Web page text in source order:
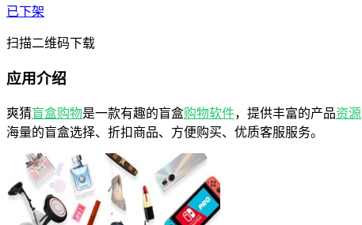
已下架
扫描二维码下载
应用介绍
爽猜盲盒购物是一款有趣的盲盒购物软件，提供丰富的产品资源
海量的盲盒选择、折扣商品、方便购买、优质客服服务。